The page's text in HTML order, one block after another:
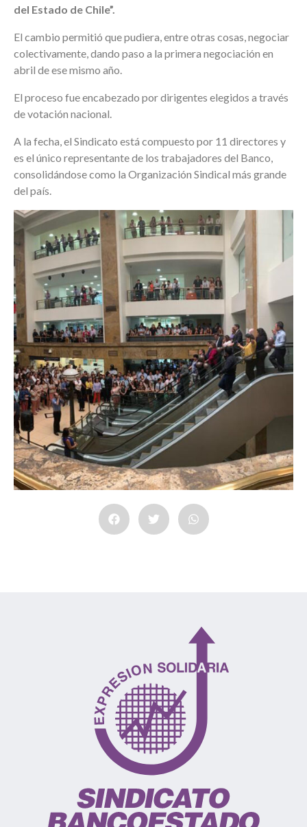
del Estado de Chile”.
El cambio permitió que pudiera, entre otras cosas, negociar
colectivamente, dando paso a la primera negociación en
abril de ese mismo año.
El proceso fue encabezado por dirigentes elegidos a través
de votación nacional.
A la fecha, el Sindicato está compuesto por 11 directores y
es el único representante de los trabajadores del Banco,
consolidándose como la Organización Sindical más grande
del país.